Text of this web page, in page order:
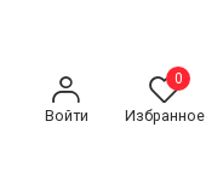
Войти
0
Избранное